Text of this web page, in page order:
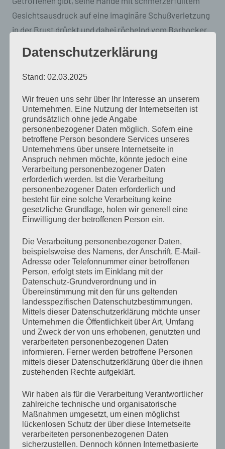
Gesichtsausdruck auf eine imaginäre Schußverletzung
in der Brust drückt und dabei röchelnd vom Barhocker
Ich schaue mich um und bin erleichtert, dass das
der hinter der Theke gerade ein Weizenglas poliert,
niemand etwas mitbekommen hat. Und Manni hat
schon so viel gesehen, dass er sich fast über nichts
mehr wundert, schon gar nicht über Rocko.
So sehr ich mich bemühe, es nicht zu tun, ich muss
lachen. Ich kann nicht fassen, dass er mich mit dieser
bescheuerten Nummer gekriegt hat. Rocko klettert
wieder auf den Hocker, haut mit der flachen Hand
zufrieden grinsend zwei Klare. Ich verspüre eine tiefe
Zuneigung, aber auch den bohrenden Drang ihm eine
reinzuhauen.
»Bei mir auf der Seite solltest du was schreiben.«
Rocko prostet mir zu.
»Schreiben, ich, auf deiner Seite? Ffffffffff… weiß
nich’… und was überhaupt?«
Ich kippe den Schnaps in einem runter und mir wird
»Unseren ganzen Scheiß, den wir so erlebt haben, zum
Beispiel. Die ganze verrückte Zeit. Aus deiner
Perspektive. Oder was nettes über Menschen. Sei der
Datenschutzerklärung
Stand: 02.03.2025
Wir freuen uns sehr über Ihr Interesse an unserem
Unternehmen. Eine Nutzung der Internetseiten ist
grundsätzlich ohne jede Angabe
personenbezogener Daten möglich. Sofern eine
betroffene Person besondere Services unseres
Unternehmens über unsere Internetseite in
Anspruch nehmen möchte, könnte jedoch eine
Verarbeitung personenbezogener Daten
erforderlich werden. Ist die Verarbeitung
personenbezogener Daten erforderlich und
besteht für eine solche Verarbeitung keine
gesetzliche Grundlage, holen wir generell eine
Einwilligung der betroffenen Person ein.
Die Verarbeitung personenbezogener Daten,
beispielsweise des Namens, der Anschrift, E-Mail-
Adresse oder Telefonnummer einer betroffenen
Person, erfolgt stets im Einklang mit der
Datenschutz-Grundverordnung und in
Übereinstimmung mit den für uns geltenden
landesspezifischen Datenschutzbestimmungen.
Mittels dieser Datenschutzerklärung möchte unser
Unternehmen die Öffentlichkeit über Art, Umfang
und Zweck der von uns erhobenen, genutzten und
verarbeiteten personenbezogenen Daten
informieren. Ferner werden betroffene Personen
mittels dieser Datenschutzerklärung über die ihnen
zustehenden Rechte aufgeklärt.
Wir haben als für die Verarbeitung Verantwortlicher
zahlreiche technische und organisatorische
Maßnahmen umgesetzt, um einen möglichst
lückenlosen Schutz der über diese Internetseite
verarbeiteten personenbezogenen Daten
sicherzustellen. Dennoch können Internetbasierte